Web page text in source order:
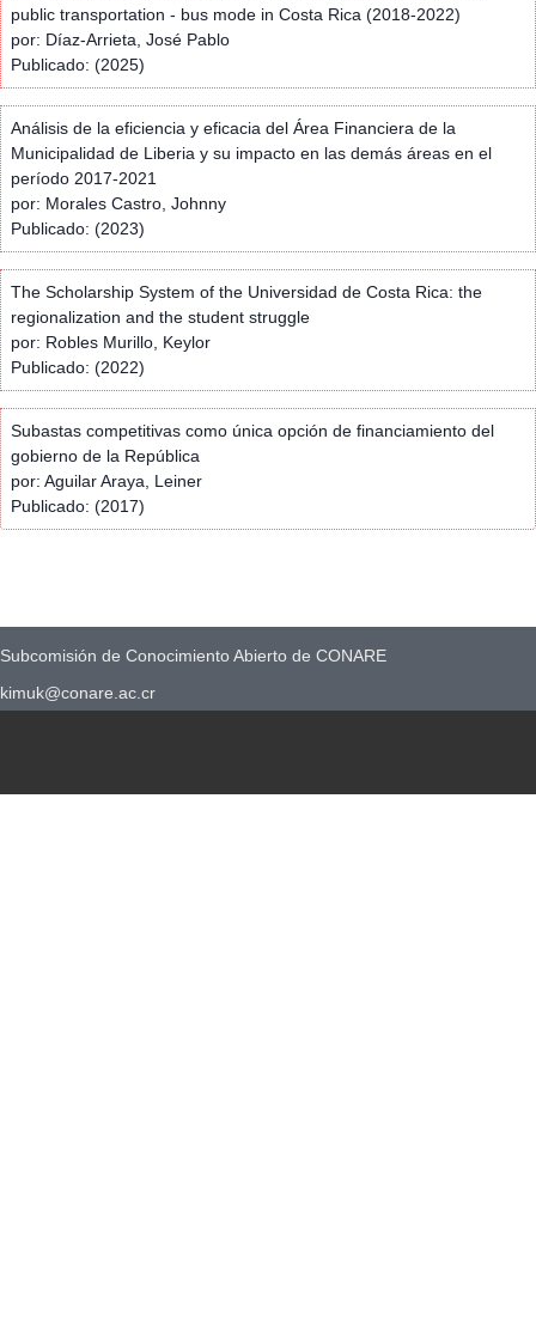
public transportation - bus mode in Costa Rica (2018-2022)
por: Díaz-Arrieta, José Pablo
Publicado: (2025)
Análisis de la eficiencia y eficacia del Área Financiera de la
Municipalidad de Liberia y su impacto en las demás áreas en el
período 2017-2021
por: Morales Castro, Johnny
Publicado: (2023)
The Scholarship System of the Universidad de Costa Rica: the
regionalization and the student struggle
por: Robles Murillo, Keylor
Publicado: (2022)
Subastas competitivas como única opción de financiamiento del
gobierno de la República
por: Aguilar Araya, Leiner
Publicado: (2017)
Subcomisión de Conocimiento Abierto de CONARE
kimuk@conare.ac.cr